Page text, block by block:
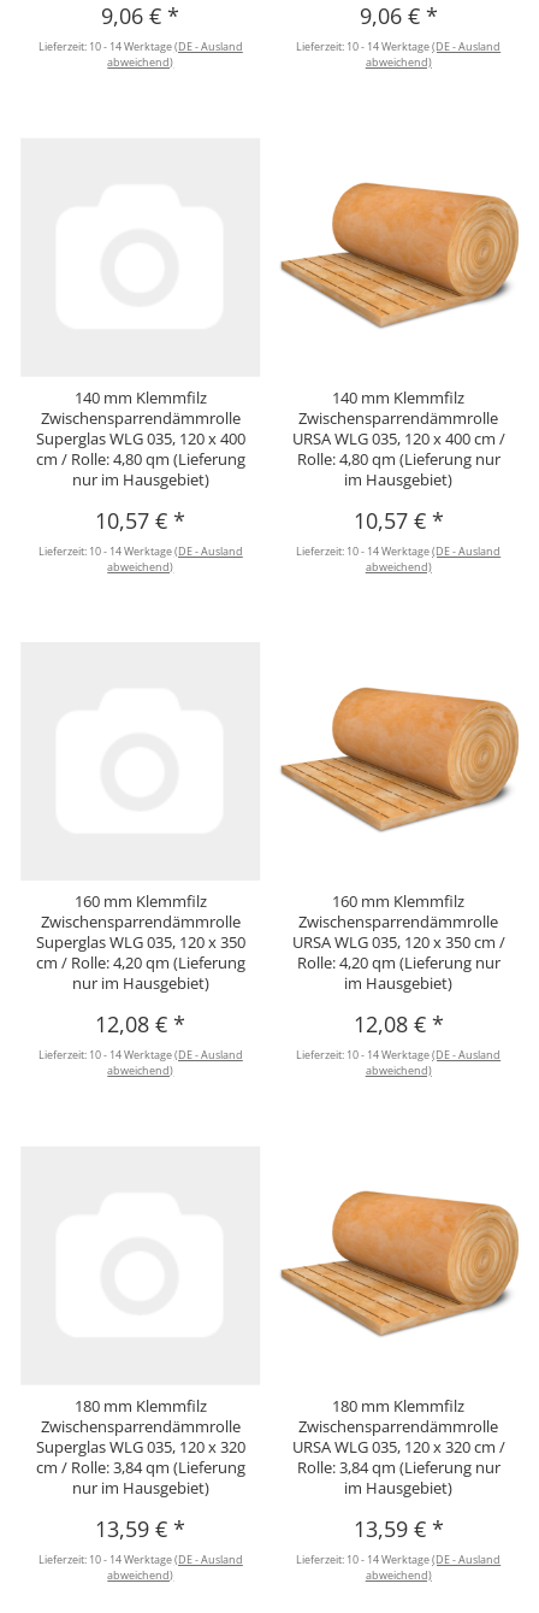
9,06 €*
Lieferzeit: 10 - 14 Werktage(DE - Ausland
abweichend)
9,06 € *
Lieferzeit: 10 - 14 Werktage(DE - Ausland
abweichend)
140 mm Klemmfilz
Zwischensparrendämmrolle
Superglas WLG 035, 120 x 400
cm / Rolle: 4,80 qm (Lieferung
nur im Hausgebiet)
10,57 €*
Lieferzeit: 10 - 14 Werktage(DE - Ausland
abweichend)
140 mm Klemmfilz
Zwischensparrendämmrolle
URSA WLG 035, 120 x 400 cm /
Rolle: 4,80 qm (Lieferung nur
im Hausgebiet)
10,57 € *
Lieferzeit: 10 - 14 Werktage(DE - Ausland
abweichend)
160 mm Klemmfilz
Zwischensparrendämmrolle
Superglas WLG 035, 120 x 350
cm / Rolle: 4,20 qm (Lieferung
nur im Hausgebiet)
12,08 €*
Lieferzeit: 10 - 14 Werktage(DE - Ausland
abweichend)
160 mm Klemmfilz
Zwischensparrendämmrolle
URSA WLG 035, 120 x 350 cm /
Rolle: 4,20 qm (Lieferung nur
im Hausgebiet)
12,08 € *
Lieferzeit: 10 - 14 Werktage(DE - Ausland
abweichend)
180 mm Klemmfilz
Zwischensparrendämmrolle
Superglas WLG 035, 120 x 320
cm / Rolle: 3,84 qm (Lieferung
nur im Hausgebiet)
13,59 €*
Lieferzeit: 10 - 14 Werktage(DE - Ausland
abweichend)
180 mm Klemmfilz
Zwischensparrendämmrolle
URSA WLG 035, 120 x 320 cm /
Rolle: 3,84 qm (Lieferung nur
im Hausgebiet)
13,59 € *
Lieferzeit: 10 - 14 Werktage(DE - Ausland
abweichend)